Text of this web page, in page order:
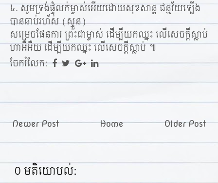
៤. សូមទ្រង់ផ្ទុំលក់ម្ចាស់អើយដោយសុខសាន្ត ជន្មវ័យឡើង
បានឆាប់រហ័ស (ស្ទួន)
សម្រេចផែនការ ព្រះជាម្ចាស់ ដើម្បីយកឈ្នះ លើសេចក្ដីស្លាប់
ហាអឺអឺយ ដើម្បីយកឈ្នះ លើសេចក្ដីស្លាប់ ៕
ចែករំលែក:
Newer Post Older Post
Home
0 មតិយោបល់: